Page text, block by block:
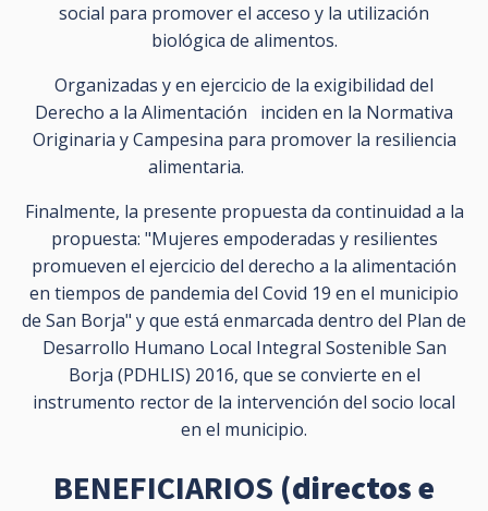
social para promover el acceso y la utilización
biológica de alimentos.
Organizadas y en ejercicio de la exigibilidad del
Derecho a la Alimentación inciden en la Normativa
Originaria y Campesina para promover la resiliencia
alimentaria.
Finalmente, la presente propuesta da continuidad a la
propuesta: "Mujeres empoderadas y resilientes
promueven el ejercicio del derecho a la alimentación
en tiempos de pandemia del Covid 19 en el municipio
de San Borja" y que está enmarcada dentro del Plan de
Desarrollo Humano Local Integral Sostenible San
Borja (PDHLIS) 2016, que se convierte en el
instrumento rector de la intervención del socio local
en el municipio.
BENEFICIARIOS (directos e